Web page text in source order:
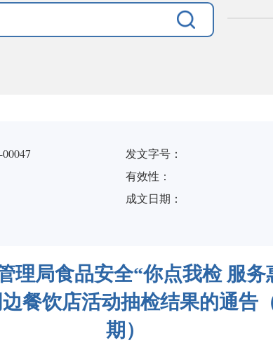
发文字号：
有效性：
成文日期：
理局食品安全“你点我检 服务
餐饮店活动抽检结果的通告
期）